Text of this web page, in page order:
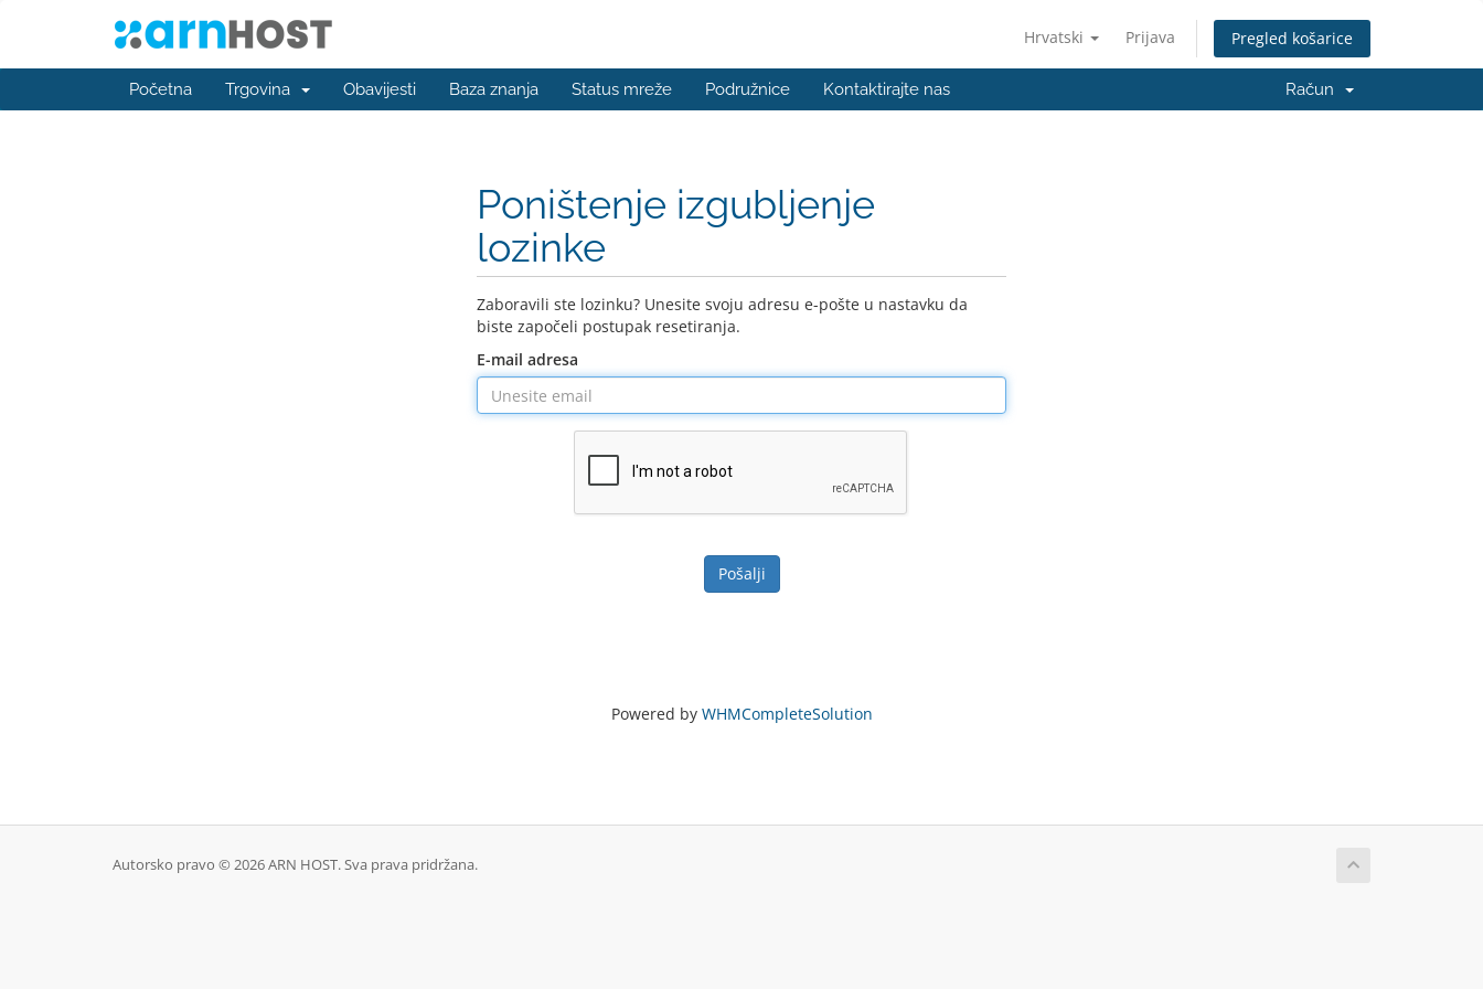
Hrvatski Prijava Pregled košarice
Početna Trgovina Obavijesti Baza znanja Status mreže Podružnice Kontaktirajte nas Račun
Poništenje izgubljenje
lozinke
Zaboravili ste lozinku? Unesite svoju adresu e-pošte u nastavku da
biste započeli postupak resetiranja.
E-mail adresa
Pošalji
Powered by WHMCompleteSolution
Autorsko pravo © 2026 ARN HOST. Sva prava pridržana.